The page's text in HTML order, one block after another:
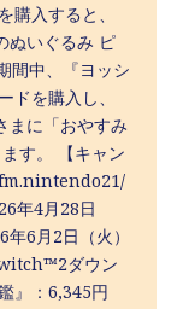
購入すると、
ぬいぐるみ ピ
間中、『ヨッシ
ドを購入し、
まに「おやすみ
す。 【キャン
年4月28日
6月2日（火）
ダウン
』：6,345円